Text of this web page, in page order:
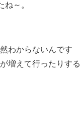
～。
わからないんです
増えて行ったりする